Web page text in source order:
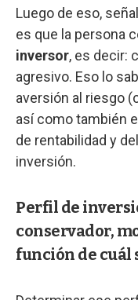
Luego de eso,
es que la persona
inversor, es decir:
agresivo. Eso lo
aversión al riesgo
así como también
de rentabilidad y
inversión.
Perfil de
conservador,
función de cuál